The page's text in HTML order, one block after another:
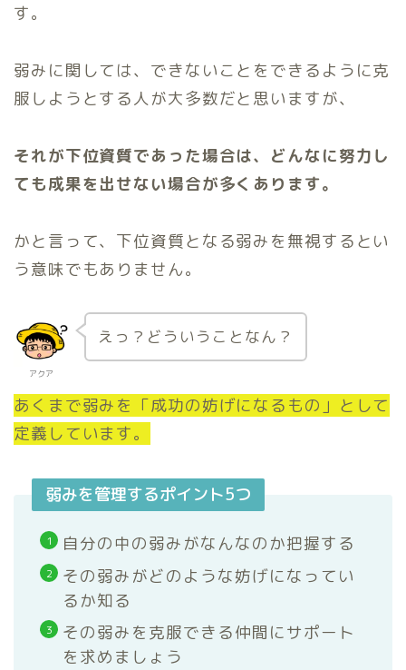
す。
弱みに関しては、できないことをできるように克
服しようとする人が大多数だと思いますが、
それが下位資質であった場合は、どんなに努力し
ても成果を出せない場合が多くあります。
かと言って、下位資質となる弱みを無視するとい
う意味でもありません。
アクア
えっ？どういうことなん？
あくまで弱みを「成功の妨げになるもの」として
定義しています。
弱みを管理するポイント5つ
自分の中の弱みがなんなのか把握する
その弱みがどのような妨げになってい
るか知る
その弱みを克服できる仲間にサポート
を求めましょう